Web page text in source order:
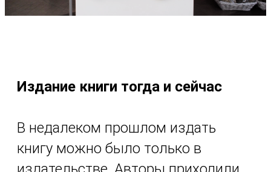
Издание книги тогда и сейчас
В недалеком прошлом издать
книгу можно было только в